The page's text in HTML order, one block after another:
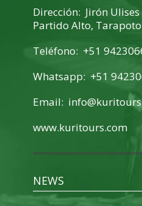
Dirección: Jirón
Partido Alto,
Teléfono: +51
Whatsapp: +51
Email:
www.kuritours.com
NEWS